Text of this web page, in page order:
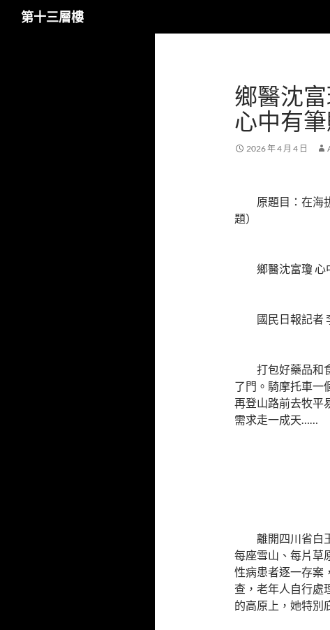
第十三層樓
鄉醫沈
心中有
2026 年 4 月 4 日
原題目：在海
題）
鄉醫沈富瓊 心
國民日報記者
打包好藥品和
了門。騎摩托車一
再登山路前去牧平
需求走一成天……
離開四川省白
每座雪山、每片草
性病患者逐一存案
查，老年人自行處
的高原上，她特別